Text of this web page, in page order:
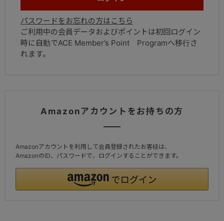
パスワードをお忘れの方はこちら
ご利用中の会員データおよびポイントは初回ログイン
時に自動でACE Member’s Point Programへ移行さ
れます。
Amazonアカウントをお持ちの方
Amazonアカウントを利用して会員登録されたお客様は、
AmazonのID、パスワードで、ログインすることができます。